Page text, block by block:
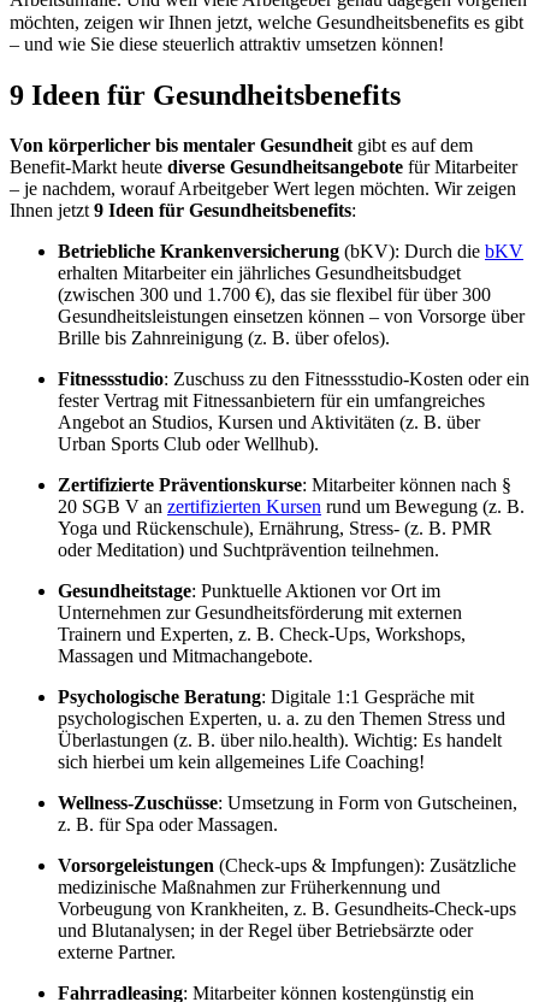
möchten, zeigen wir Ihnen jetzt, welche Gesundheitsbenefits es gibt
– und wie Sie diese steuerlich attraktiv umsetzen können!
9 Ideen für Gesundheitsbenefits
Von körperlicher bis mentaler Gesundheitgibt es auf dem
Benefit-Markt heute diverse Gesundheitsangebote für Mitarbeiter
– je nachdem, worauf Arbeitgeber Wert legen möchten. Wir zeigen
Ihnen jetzt9 Ideen für Gesundheitsbenefits:
Betriebliche Krankenversicherung (bKV): Durch die bKV
erhalten Mitarbeiter ein jährliches Gesundheitsbudget
(zwischen 300 und 1.700 €), das sie flexibel für über 300
Gesundheitsleistungen einsetzen können – von Vorsorge über
Brille bis Zahnreinigung (z. B. über ofelos).
Fitnessstudio: Zuschuss zu den Fitnessstudio-Kosten oder ein
fester Vertrag mit Fitnessanbietern für ein umfangreiches
Angebot an Studios, Kursen und Aktivitäten (z. B. über
Urban Sports Club oder Wellhub).
Zertifizierte Präventionskurse: Mitarbeiter können nach §
20 SGB V an zertifizierten Kursen rund um Bewegung (z. B.
Yoga und Rückenschule), Ernährung, Stress- (z. B. PMR
oder Meditation) und Suchtprävention teilnehmen.
Gesundheitstage: Punktuelle Aktionen vor Ort im
Unternehmen zur Gesundheitsförderung mit externen
Trainern und Experten, z. B. Check-Ups, Workshops,
Massagen und Mitmachangebote.
Psychologische Beratung: Digitale 1:1 Gespräche mit
psychologischen Experten, u. a. zu den Themen Stress und
Überlastungen (z. B. über nilo.health). Wichtig: Es handelt
sich hierbei um kein allgemeines Life Coaching!
Wellness-Zuschüsse: Umsetzung in Form von Gutscheinen,
z. B. für Spa oder Massagen.
Vorsorgeleistungen (Check-ups & Impfungen): Zusätzliche
medizinische Maßnahmen zur Früherkennung und
Vorbeugung von Krankheiten, z. B. Gesundheits-Check-ups
und Blutanalysen; in der Regel über Betriebsärzte oder
externe Partner.
Fahrradleasing: Mitarbeiter können kostengünstig ein